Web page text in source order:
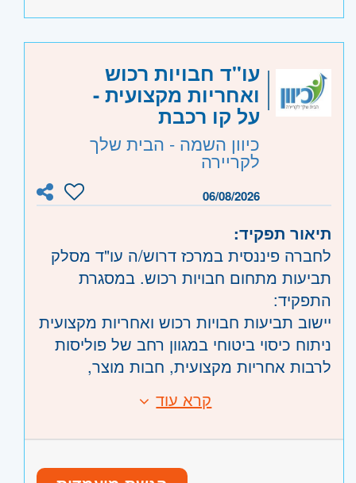
היקף משרה: משרה מלאה
קוד משרה:56986
אזור: מרכז - תל אביב, פתח תקווה, רמת גן
וגבעתיים, בקעת אונו וגבעת שמואל, חולון
ובת-ים, מודיעין, שוהם
עו"ד חבויות רכוש
ואחריות מקצועית -
על קו רכבת
כיוון השמה - הבית שלך
לקריירה
06/08/2026
תיאור תפקיד:
לחברה פיננסית במרכז דרוש/ה עו"ד מסלק
תביעות מתחום חבויות רכוש. במסגרת
התפקיד:
יישוב תביעות חבויות רכוש ואחריות מקצועית
ניתוח כיסוי ביטוחי במגוון רחב של פוליסות
לרבות אחריות מקצועית, חבות מוצר,
עבודה מול משרדי עו"ד חיצוניים, מתן
הנחיות, אישורי פשרות, מינוי מומחים וכו'.
ליווי התיק מתחילתו ועד לסגירתו
לפחות שנתיים ניסיון בטיפול בתביעות
חבויות רכוש ואחמ"ק מחברת ביטוח או
קרא עוד